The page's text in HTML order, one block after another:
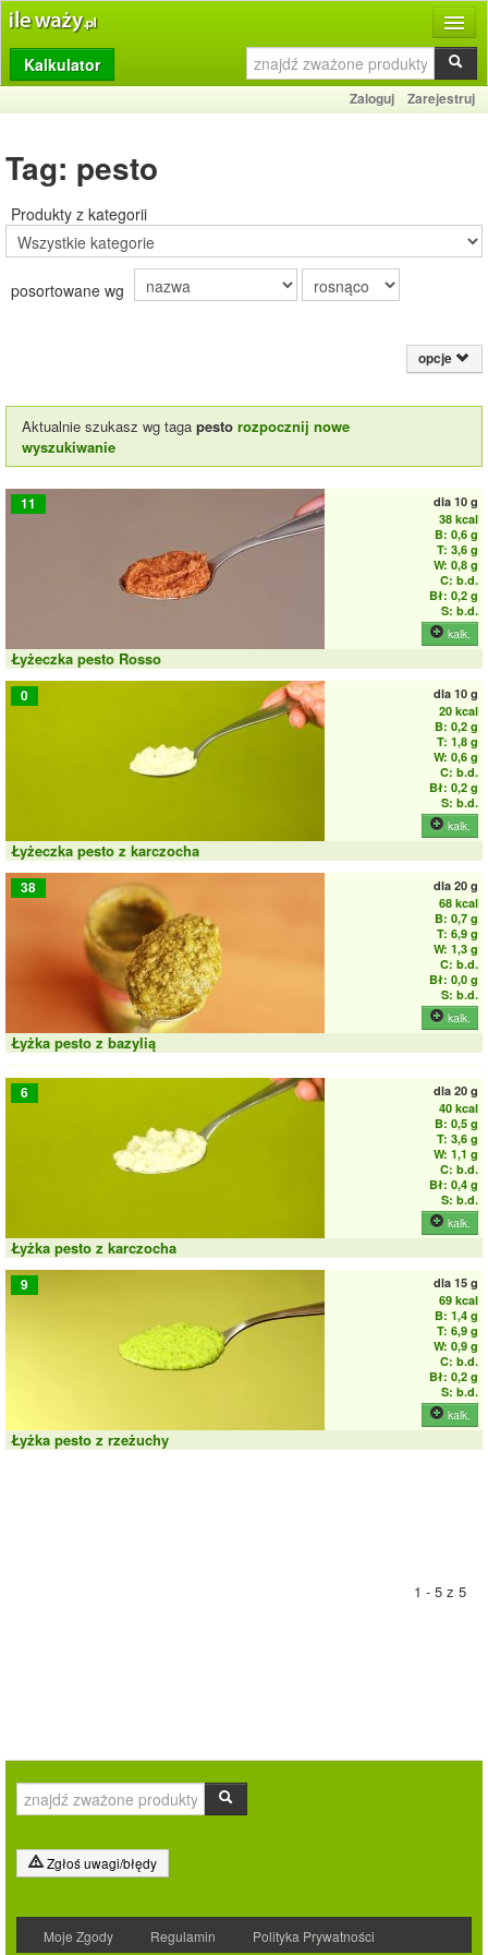
Produkty
Dziennik
Porady
Słownik
Kalkulator
Zaloguj Zarejestruj
Tag: pesto
Produkty z kategorii
posortowane wg
opcje
Aktualnie szukasz wg taga pesto rozpocznij nowe
wyszukiwanie
11 dla 10 g
38 kcal
B: 0,6 g
T: 3,6 g
W: 0,8 g
C: b.d.
Bł: 0,2 g
S: b.d.
kalk.
Łyżeczka pesto Rosso
0 dla 10 g
20 kcal
B: 0,2 g
T: 1,8 g
W: 0,6 g
C: b.d.
Bł: 0,2 g
S: b.d.
kalk.
Łyżeczka pesto z karczocha
38 dla 20 g
68 kcal
B: 0,7 g
T: 6,9 g
W: 1,3 g
C: b.d.
Bł: 0,0 g
S: b.d.
kalk.
Łyżka pesto z bazylią
6 dla 20 g
40 kcal
B: 0,5 g
T: 3,6 g
W: 1,1 g
C: b.d.
Bł: 0,4 g
S: b.d.
kalk.
Łyżka pesto z karczocha
9 dla 15 g
69 kcal
B: 1,4 g
T: 6,9 g
W: 0,9 g
C: b.d.
Bł: 0,2 g
S: b.d.
kalk.
Łyżka pesto z rzeżuchy
1 - 5 z 5
Zgłoś uwagi/błędy
Moje Zgody Regulamin Polityka Prywatności